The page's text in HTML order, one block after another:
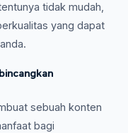
tidak mudah,
yang dapat
sebuah konten
bagi